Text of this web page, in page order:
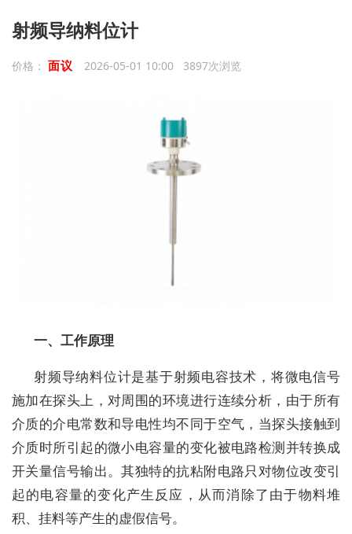
射频导纳料位计
价格： 面议 2026-05-01 10:00 3897次浏览
一、工作原理
射频导纳料位计是基于射频电容技术，将微电信号
施加在探头上，对周围的环境进行连续分析，由于所有
介质的介电常数和导电性均不同于空气，当探头接触到
介质时所引起的微小电容量的变化被电路检测并转换成
开关量信号输出。其独特的抗粘附电路只对物位改变引
起的电容量的变化产生反应，从而消除了由于物料堆
积、挂料等产生的虚假信号。